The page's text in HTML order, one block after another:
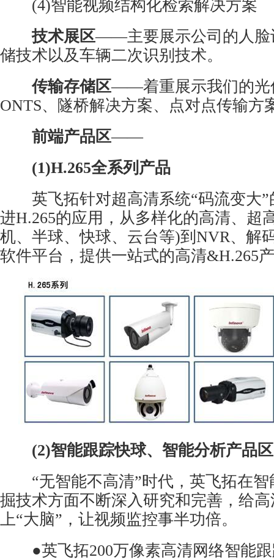
(4)智能视频结构化检索解决方案
技术展区——主要展示公司的人脸
储技术以及车辆二次识别技术。
传输存储区——着重展示我们的光
ONTS、隧桥解决方案、点对点传输方
前端产品区——
(1)H.265全系列产品
英飞拓针对超高清系统“码流变大”
进H.265的应用，从多样化的高清、超
机、半球、快球、 云台等)到NVR、解
软件平台，提供一站式的高清&H.265
(2)智能跟踪快球、智能分析产品区
“无智能不高清”时代，英飞拓在智
掘技术方面不断深入研究和完善，给
上“大脑”，让视频监控事半功倍。
●英飞拓200万像素高清网络智能跟